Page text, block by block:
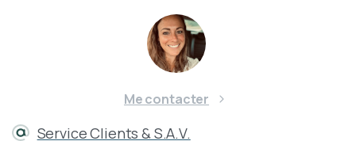
Me contacter
Service Clients & S.A.V.